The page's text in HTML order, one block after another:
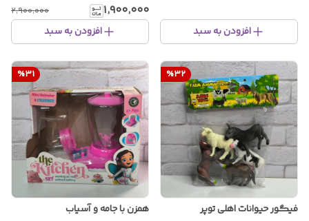
افزودن به سبد
۱٬۹۰۰٬۰۰۰ ۲٬۹۰۰٬۰۰۰
افزودن به سبد
%32
فیگور حیوانات اهلی توپر
%31
همزن با جامه و آسیاب